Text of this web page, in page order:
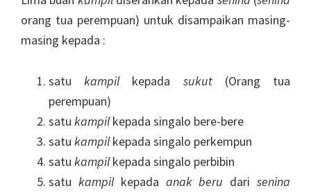
orang tua perempuan) untuk disampaikan masing-
masing kepada :
satukampilkepada sukut(Orang tua
perempuan)
satu kampilkepada singalo bere-bere
satu kampilkepada singalo perkempun
satu kampilkepada singalo perbibin
satu kampilkepada anak beru darisenina